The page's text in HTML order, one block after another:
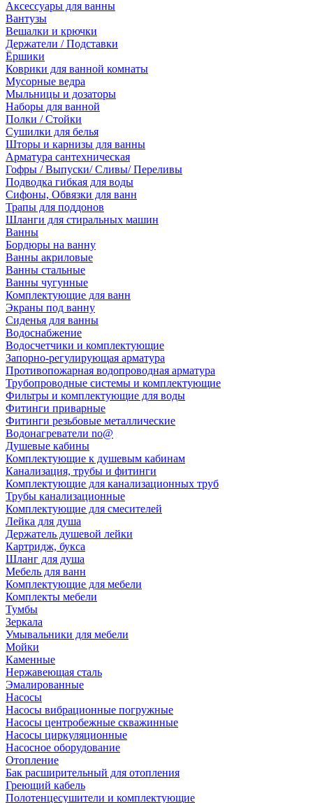
Аксессуары для ванны
Вантузы
Вешалки и крючки
Держатели / Подставки
Ёршики
Коврики для ванной комнаты
Мусорные ведра
Мыльницы и дозаторы
Наборы для ванной
Полки / Стойки
Сушилки для белья
Шторы и карнизы для ванны
Арматура сантехническая
Гофры / Выпуски/ Сливы/ Переливы
Подводка гибкая для воды
Сифоны, Обвязки для ванн
Трапы для поддонов
Шланги для стиральных машин
Ванны
Бордюры на ванну
Ванны акриловые
Ванны стальные
Ванны чугунные
Комплектующие для ванн
Экраны под ванну
Сиденья для ванны
Водоснабжение
Водосчетчики и комплектующие
Запорно-регулирующая арматура
Противопожарная водопроводная арматура
Трубопроводные системы и комплектующие
Фильтры и комплектующие для воды
Фитинги приварные
Фитинги резьбовые металлические
Водонагреватели no@
Душевые кабины
Комплектующие к душевым кабинам
Канализация, трубы и фитинги
Комплектующие для канализационных труб
Трубы канализационные
Комплектующие для смесителей
Лейка для душа
Держатель душевой лейки
Картридж, букса
Шланг для душа
Мебель для ванн
Комплектующие для мебели
Комплекты мебели
Тумбы
Зеркала
Умывальники для мебели
Мойки
Каменные
Нержавеющая сталь
Эмалированные
Насосы
Насосы вибрационные погружные
Насосы центробежные скважинные
Насосы циркуляционные
Насосное оборудование
Отопление
Бак расширительный для отопления
Греющий кабель
Полотенцесушители и комплектующие